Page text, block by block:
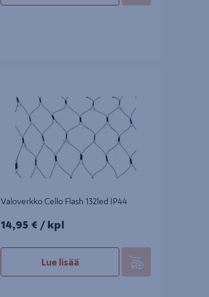
Valoverkko Cello Flash 132led IP44
14,95€/kpl
14,95 € / kpl
Lue lisää